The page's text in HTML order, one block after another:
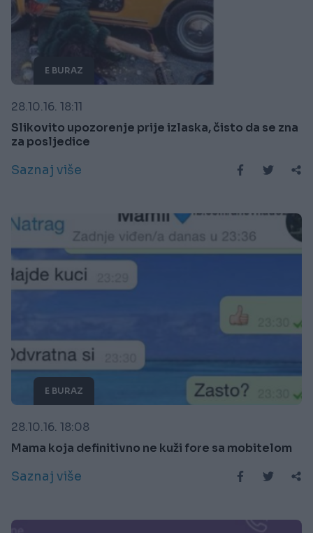
E BURAZ
28.10.16. 18:11
Slikovito upozorenje prije izlaska, čisto da se zna
za posljedice
Saznaj više
E BURAZ
28.10.16. 18:08
Mama koja definitivno ne kuži fore sa mobitelom
Saznaj više